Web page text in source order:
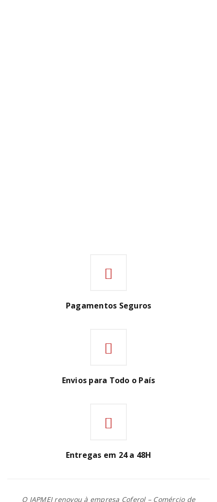
Pagamentos Seguros
Envios para Todo o País
Entregas em 24 a 48H
O IAPMEI renovou à empresa Coferol – Comércio de